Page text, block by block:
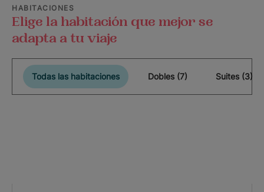
HABITACIONES
Elige la habitación que mejor se
adapta a tu viaje
Todas las habitaciones Dobles (7) Suites (3)